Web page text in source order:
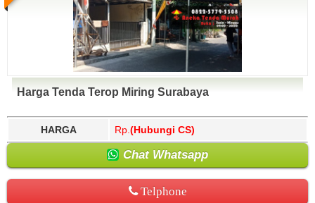
Harga Tenda Terop Miring Surabaya
HARGA Rp. (Hubungi CS)
Chat Whatsapp
Telphone